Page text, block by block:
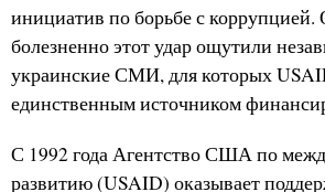
инициатив по борьбе с коррупцией.
болезненно этот удар ощутили
украинские СМИ, для которых
единственным источником
С 1992 года Агентство США по
развитию (USAID) оказывает